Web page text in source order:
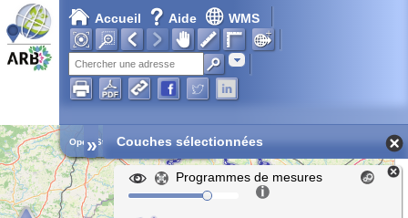
Accueil Aide WMS
Adresse
Open Street Map
» Couches sélectionnées
Programmes de mesures